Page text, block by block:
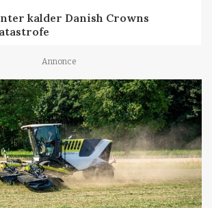
kalder Danish Crowns
Annonce